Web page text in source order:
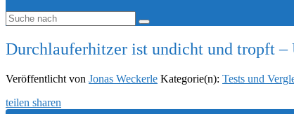
Durchlauferhitzer ist undicht und tropft –
Veröffentlicht von Jonas Weckerle Kategorie(n): Tests und
teilen sharen